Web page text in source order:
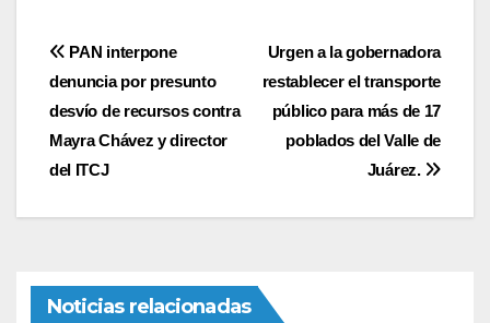
Navegación
de
entradas
Urgen a la gobernadora
restablecer el transporte
público para más de 17
poblados del Valle de
Juárez.
PAN interpone
denuncia por presunto
desvío de recursos contra
Mayra Chávez y director
del ITCJ
Noticias relacionadas